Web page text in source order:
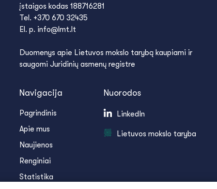
įstaigos kodas 188716281
Tel. +370 670 32435
El. p. info@lmt.lt
Duomenys apie Lietuvos mokslo tarybą kaupiami ir
saugomi Juridinių asmenų registre
Navigacija
Pagrindinis
Apie mus
Naujienos
Renginiai
Statistika
Nuorodos
LinkedIn
Lietuvos mokslo taryba